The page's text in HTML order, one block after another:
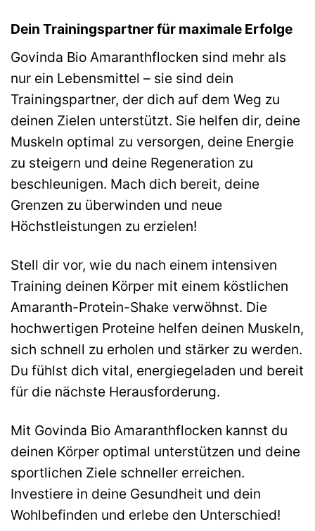
Dein Trainingspartner für maximale Erfolge
Govinda Bio Amaranthflocken sind mehr als
nur ein Lebensmittel – sie sind dein
Trainingspartner, der dich auf dem Weg zu
deinen Zielen unterstützt. Sie helfen dir, deine
Muskeln optimal zu versorgen, deine Energie
zu steigern und deine Regeneration zu
beschleunigen. Mach dich bereit, deine
Grenzen zu überwinden und neue
Höchstleistungen zu erzielen!
Stell dir vor, wie du nach einem intensiven
Training deinen Körper mit einem köstlichen
Amaranth-Protein-Shake verwöhnst. Die
hochwertigen Proteine helfen deinen Muskeln,
sich schnell zu erholen und stärker zu werden.
Du fühlst dich vital, energiegeladen und bereit
für die nächste Herausforderung.
Mit Govinda Bio Amaranthflocken kannst du
deinen Körper optimal unterstützen und deine
sportlichen Ziele schneller erreichen.
Investiere in deine Gesundheit und dein
Wohlbefinden und erlebe den Unterschied!